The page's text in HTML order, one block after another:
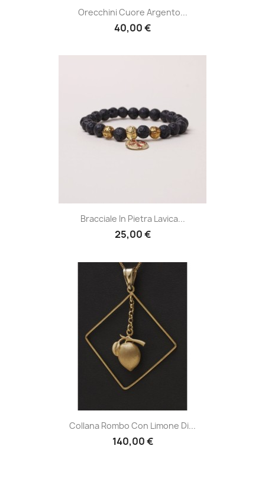
Orecchini Cuore Argento...
40,00 €
Bracciale In Pietra Lavica...
25,00 €
Collana Rombo Con Limone Di...
140,00 €